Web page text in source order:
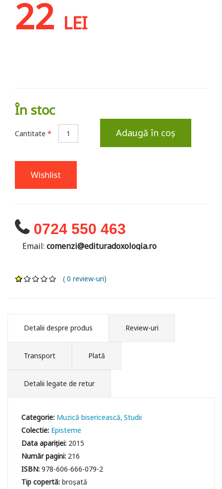
22 LEI
În stoc
Cantitate * Adaugă în coș
Wishlist
0724 550 463
Email: comenzi@edituradoxologia.ro
( 0 review-uri)
Detalii despre produs Review-uri
Transport Plată
Detalii legate de retur
Categorie: Muzică bisericească Studii
Colectie: Episteme
Data apariției: 2015
Număr pagini: 216
ISBN:978-606-666-079-2
Tip copertă:broșată